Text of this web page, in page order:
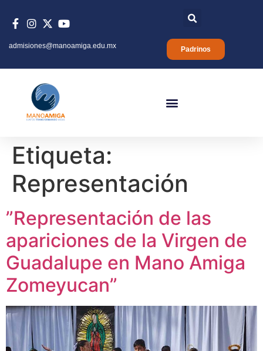
Padrinos
admisiones@manoamiga.edu.mx
Etiqueta:
Representación
”Representación de las
apariciones de la Virgen de
Guadalupe en Mano Amiga
Zomeyucan”